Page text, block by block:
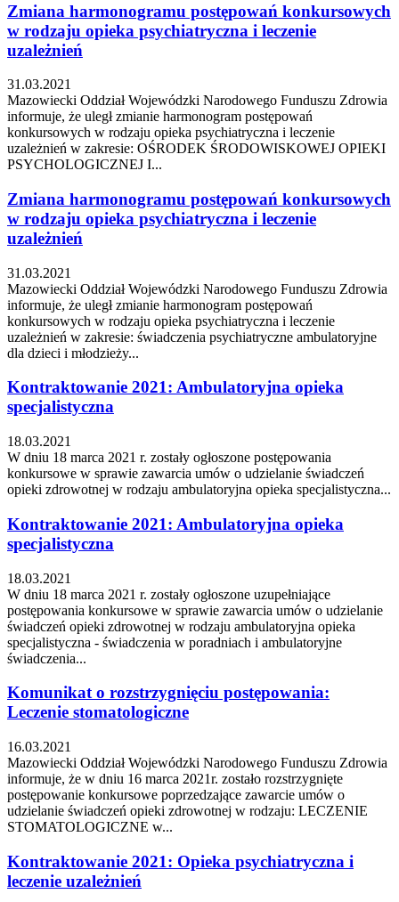
Zmiana harmonogramu postępowań konkursowych
w rodzaju opieka psychiatryczna i leczenie
uzależnień
31.03.2021
Mazowiecki Oddział Wojewódzki Narodowego Funduszu Zdrowia
informuje, że uległ zmianie harmonogram postępowań
konkursowych w rodzaju opieka psychiatryczna i leczenie
uzależnień w zakresie: OŚRODEK ŚRODOWISKOWEJ OPIEKI
PSYCHOLOGICZNEJ I...
Zmiana harmonogramu postępowań konkursowych
w rodzaju opieka psychiatryczna i leczenie
uzależnień
31.03.2021
Mazowiecki Oddział Wojewódzki Narodowego Funduszu Zdrowia
informuje, że uległ zmianie harmonogram postępowań
konkursowych w rodzaju opieka psychiatryczna i leczenie
uzależnień w zakresie: świadczenia psychiatryczne ambulatoryjne
dla dzieci i młodzieży...
Kontraktowanie 2021: Ambulatoryjna opieka
specjalistyczna
18.03.2021
W dniu 18 marca 2021 r. zostały ogłoszone postępowania
konkursowe w sprawie zawarcia umów o udzielanie świadczeń
opieki zdrowotnej w rodzaju ambulatoryjna opieka specjalistyczna...
Kontraktowanie 2021: Ambulatoryjna opieka
specjalistyczna
18.03.2021
W dniu 18 marca 2021 r. zostały ogłoszone uzupełniające
postępowania konkursowe w sprawie zawarcia umów o udzielanie
świadczeń opieki zdrowotnej w rodzaju ambulatoryjna opieka
specjalistyczna - świadczenia w poradniach i ambulatoryjne
świadczenia...
Komunikat o rozstrzygnięciu postępowania:
Leczenie stomatologiczne
16.03.2021
Mazowiecki Oddział Wojewódzki Narodowego Funduszu Zdrowia
informuje, że w dniu 16 marca 2021r. zostało rozstrzygnięte
postępowanie konkursowe poprzedzające zawarcie umów o
udzielanie świadczeń opieki zdrowotnej w rodzaju: LECZENIE
STOMATOLOGICZNE w...
Kontraktowanie 2021: Opieka psychiatryczna i
leczenie uzależnień